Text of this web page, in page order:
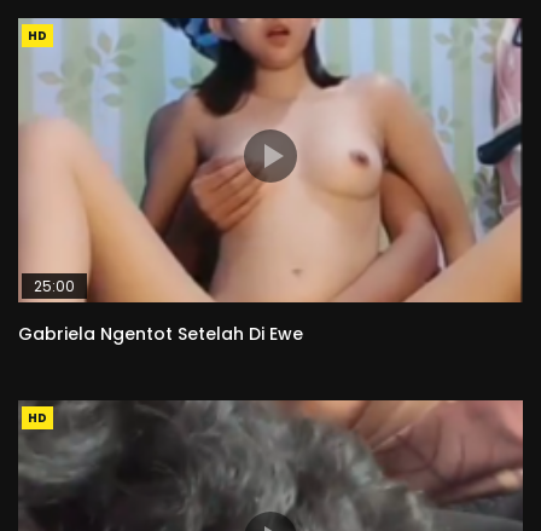
HD
25:00
Gabriela Ngentot Setelah Di Ewe
HD